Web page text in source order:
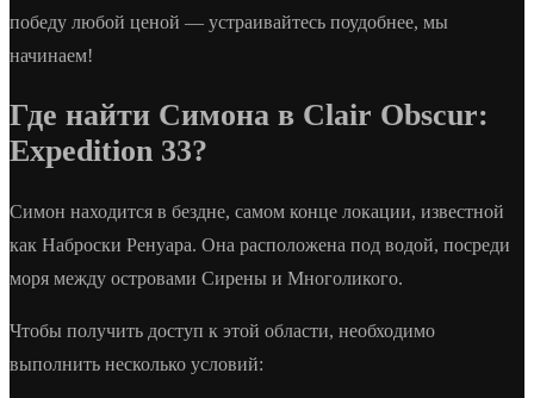
победу любой ценой — устраивайтесь поудобнее, мы
начинаем!
Где найти Симона в Clair Obscur:
Expedition 33?
Симон находится в бездне, самом конце локации, известной
как Наброски Ренуара. Она расположена под водой, посреди
моря между островами Сирены и Многоликого.
Чтобы получить доступ к этой области, необходимо
выполнить несколько условий: